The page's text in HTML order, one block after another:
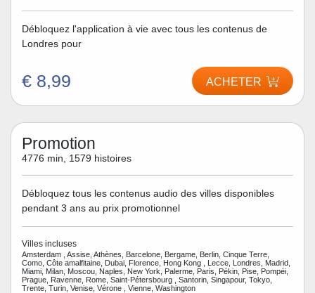
Débloquez l'application à vie avec tous les contenus de
Londres pour
€ 8,99 ACHETER
Promotion
4776 min, 1579 histoires
Débloquez tous les contenus audio des villes disponibles
pendant 3 ans au prix promotionnel
Villes incluses
Amsterdam , Assise, Athènes, Barcelone, Bergame, Berlin, Cinque Terre,
Como, Côte amalfitaine, Dubai, Florence, Hong Kong , Lecce, Londres, Madrid,
Miami, Milan, Moscou, Naples, New York, Palerme, Paris, Pékin, Pise, Pompéi,
Prague, Ravenne, Rome, Saint-Pétersbourg , Santorin, Singapour, Tokyo,
Trente, Turin, Venise, Vérone , Vienne, Washington